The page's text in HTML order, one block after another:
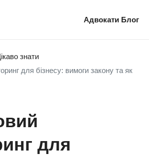
Адвокати Блог
знати
для бізнесу: вимоги закону та як
для